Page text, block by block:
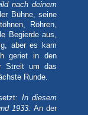
nach deinem
Bühne, seine
Röhren,
Begierde aus,
aber es kam
geriet in den
Streit um das
Runde.
In diesem
1933. An der